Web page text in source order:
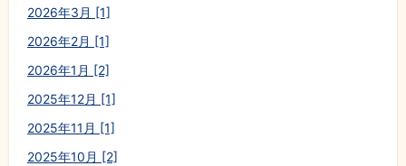
2026年3月 [1]
2026年2月 [1]
2026年1月 [2]
2025年12月 [1]
2025年11月 [1]
2025年10月 [2]